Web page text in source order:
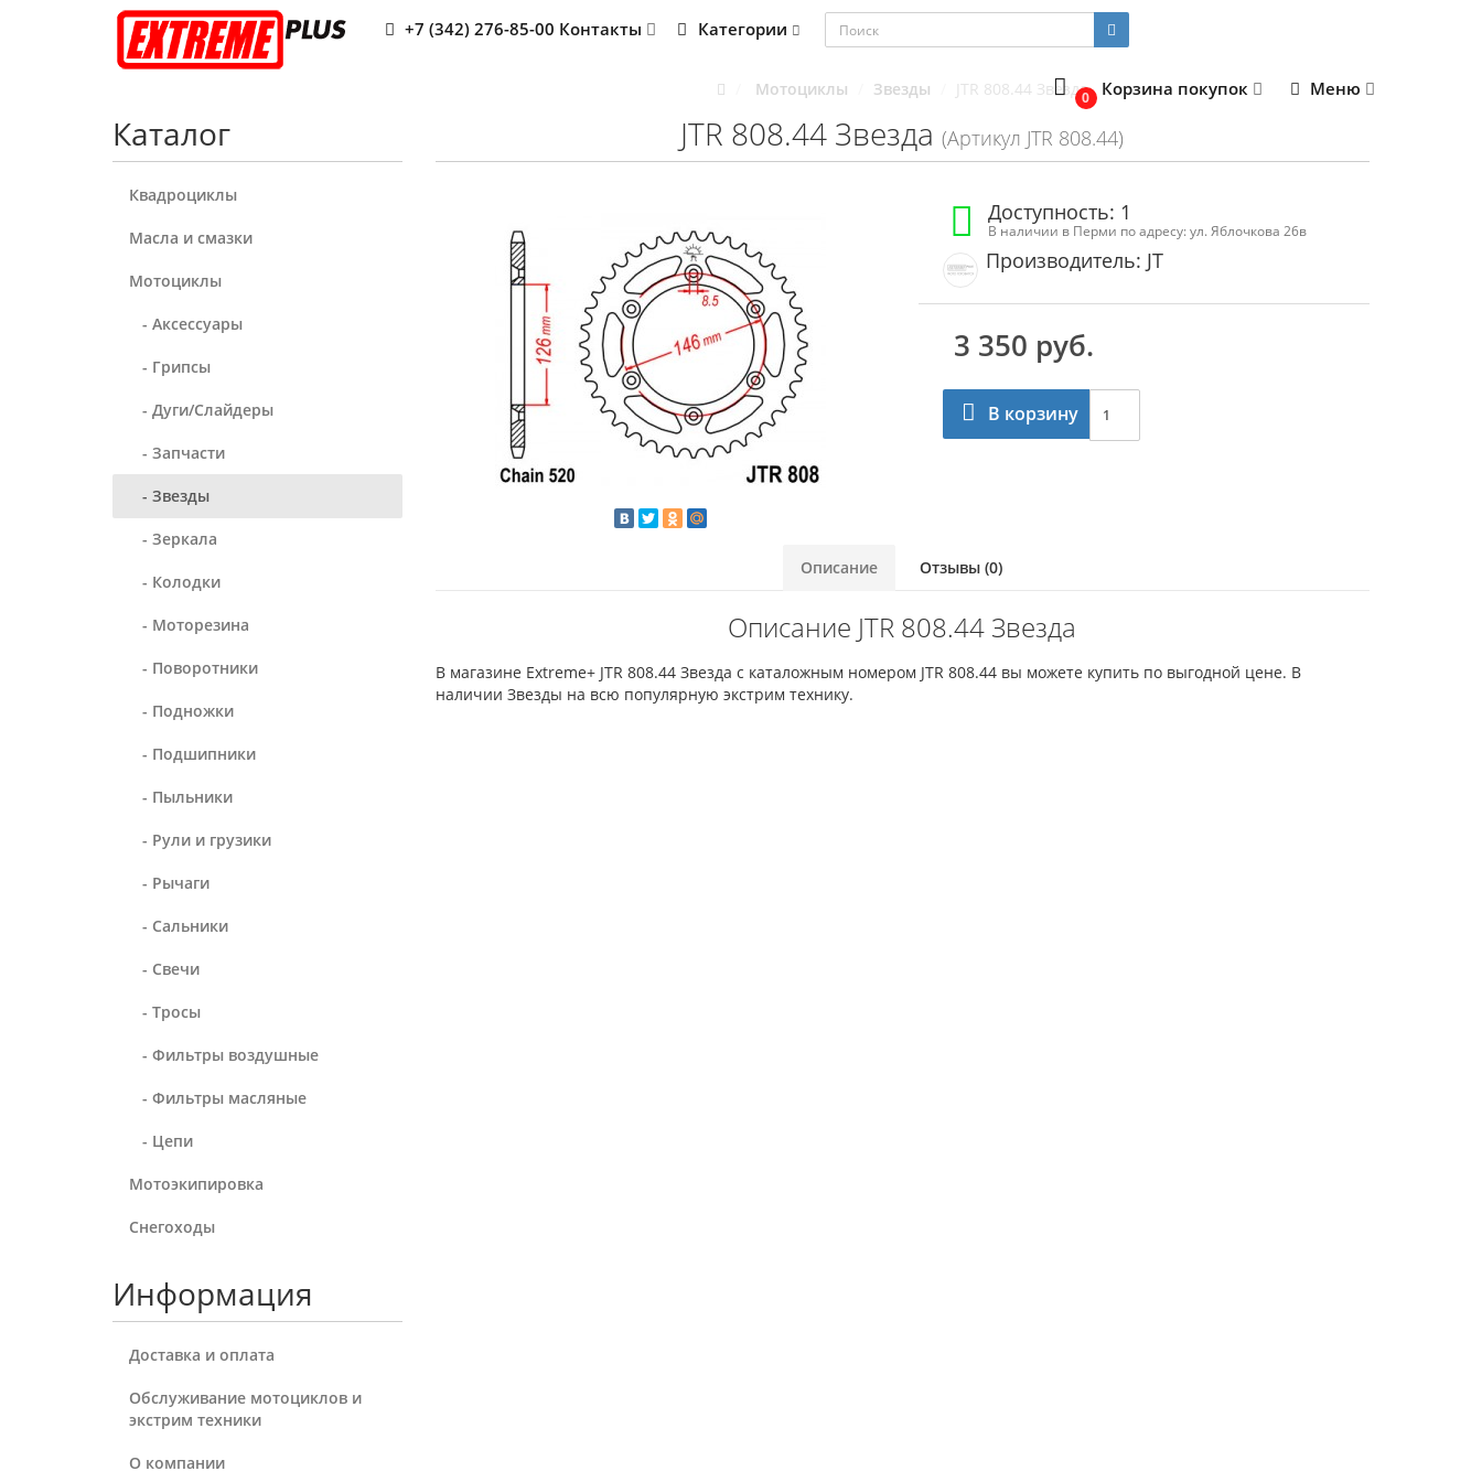
+7 (342) 276-85-00 Контакты Категории
0 Корзина покупок Меню
Каталог
Квадроциклы
Масла и смазки
Мотоциклы
- Аксессуары
- Грипсы
- Дуги/Слайдеры
- Запчасти
- Звезды
- Зеркала
- Колодки
- Моторезина
- Поворотники
- Подножки
- Подшипники
- Пыльники
- Рули и грузики
- Рычаги
- Сальники
- Свечи
- Тросы
- Фильтры воздушные
- Фильтры масляные
- Цепи
Мотоэкипировка
Снегоходы
Информация
Доставка и оплата
Обслуживание мотоциклов и
экстрим техники
О компании
Мотоциклы Звезды JTR 808.44 Звезда
JTR 808.44 Звезда (Артикул JTR 808.44)
Доступность: 1
В наличии в Перми по адресу: ул. Яблочкова 26в
Производитель: JT
3 350 руб.
В корзину
Описание Отзывы (0)
Описание JTR 808.44 Звезда
В магазине Extreme+ JTR 808.44 Звезда с каталожным номером JTR 808.44 вы можете купить по выгодной цене. В
наличии Звезды на всю популярную экстрим технику.